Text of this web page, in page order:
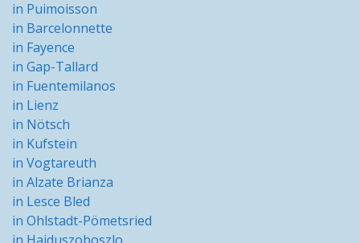
in Puimoisson
in Barcelonnette
in Fayence
in Gap-Tallard
in Fuentemilanos
in Lienz
in Nötsch
in Kufstein
in Vogtareuth
in Alzate Brianza
in Lesce Bled
in Ohlstadt-Pömetsried